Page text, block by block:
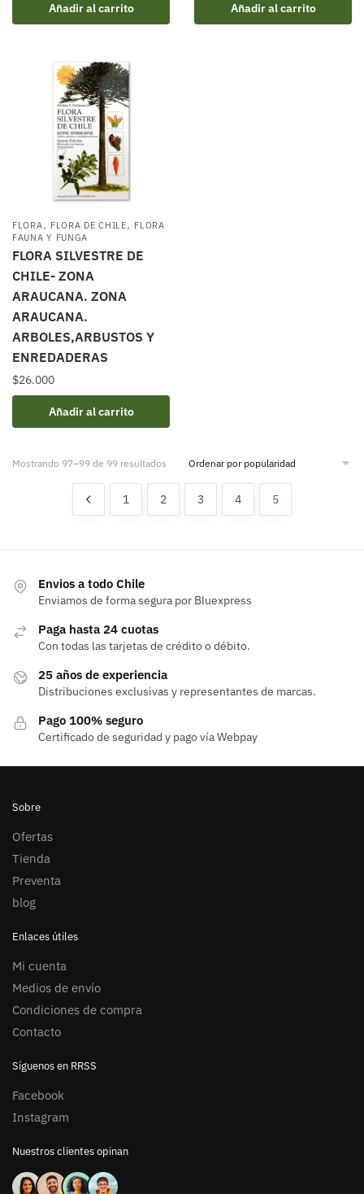
Añadir al carrito Añadir al carrito
FLORA, FLORA DE CHILE, FLORA
FAUNA Y FUNGA
FLORA SILVESTRE DE
CHILE- ZONA
ARAUCANA. ZONA
ARAUCANA.
ARBOLES,ARBUSTOS Y
ENREDADERAS
$26.000
Añadir al carrito
Mostrando 97–99 de 99 resultados Ordenado
1 2 3 4 5
Envios a todo Chile
Enviamos de forma segura por Bluexpress
Paga hasta 24 cuotas
Con todas las tarjetas de crédito o débito.
25 años de experiencia
Distribuciones exclusivas y representantes de marcas.
Pago 100% seguro
Certificado de seguridad y pago vía Webpay
Sobre
Ofertas
Tienda
Preventa
blog
Enlaces útiles
Mi cuenta
Medios de envío
Condiciones de compra
Contacto
Síguenos en RRSS
Facebook
Instagram
Nuestros clientes opinan